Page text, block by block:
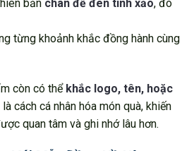
bản chân đế đen tinh xảo, đó
từng khoảnh khắc đồng hành cùng
còn có thể khắc logo, tên, hoặc
cách cá nhân hóa món quà, khiến
quan tâm và ghi nhớ lâu hơn.